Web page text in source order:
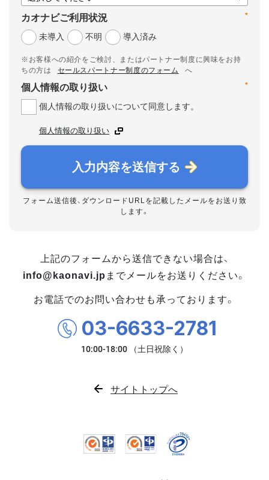
*
カオナビご利用状況
未導入
不明 導入済み
※お客様への紹介をご検討、またはパートナー制度に興味をお持
ちの方は
セールスパートナー制度のフォーム
へ
*
個人情報の取り扱い
個人情報の取り扱いについて同意します。
個人情報の取り扱い
入力内容を送信する
フォーム送信後、ダウンロードURLを記載したメールをお送り致
します。
上記のフォームから送信できない場合は、
info@kaonavi.jp までメールをお送りください。
お電話でのお問い合わせも承っております。
03-6633-2781
サイトトップへ